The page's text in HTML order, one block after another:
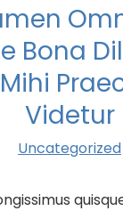
Bona
Videtur
Uncategorized